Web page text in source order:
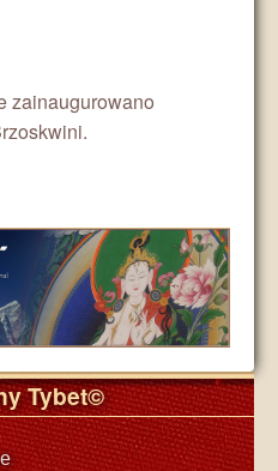
zainaugurowano
Tybet©